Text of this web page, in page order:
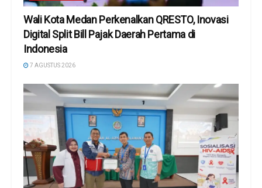
Wali Kota Medan Perkenalkan QRESTO, Inovasi
Digital Split Bill Pajak Daerah Pertama di
Indonesia
7 AGUSTUS 2026